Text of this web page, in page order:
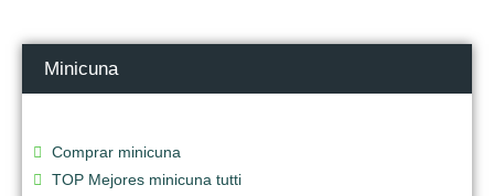
Minicuna
Comprar minicuna
TOP Mejores minicuna tutti